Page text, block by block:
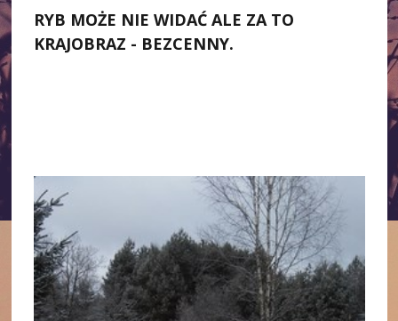
RYB MOŻE NIE WIDAĆ ALE ZA TO
KRAJOBRAZ - BEZCENNY.